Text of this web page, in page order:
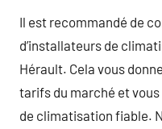
Il est recommandé de
d’installateurs de
Hérault. Cela vous
tarifs du marché et
de climatisation fiable.